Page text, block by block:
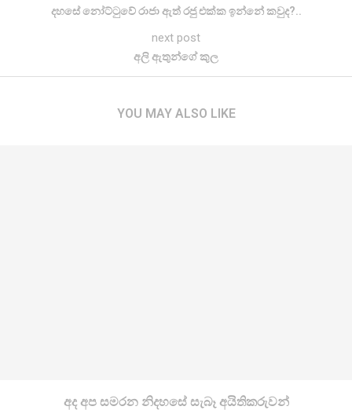
දහසේ නෝට්ටුවේ රාජා ඇත් රජු එක්ක ඉන්නේ කවුද?..
next post
අලි ඇතුන්ගේ කුල
YOU MAY ALSO LIKE
අද අප සමරන නිදහසේ සැබෑ අයිතිකරුවන්